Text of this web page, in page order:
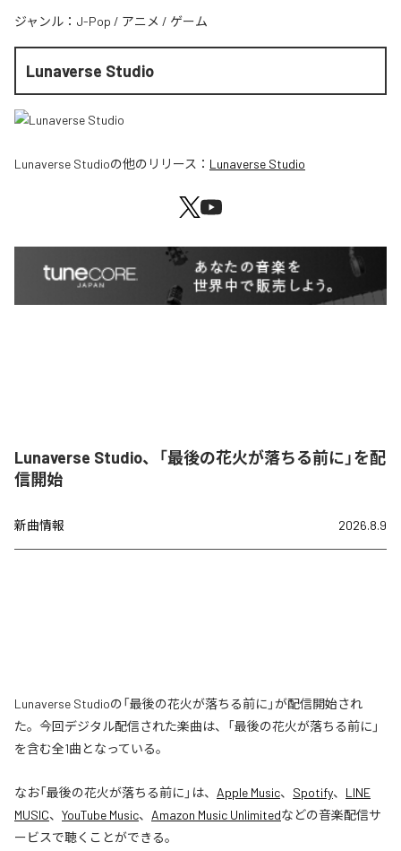
ジャンル： J-Pop / アニメ / ゲーム
Lunaverse Studio
Lunaverse Studioの他のリリース： Lunaverse Studio
Lunaverse Studio、「最後の花火が落ちる前に」を配
信開始
新曲情報 2026.8.9
Lunaverse Studioの「最後の花火が落ちる前に」が配信開始され
た。今回デジタル配信された楽曲は、「最後の花火が落ちる前に」
を含む全1曲となっている。
なお「最後の花火が落ちる前に 」は、 Apple Music、 Spotify、 LINE
MUSIC、 YouTube Music、 Amazon Music Unlimitedなどの音楽配信サ
ービスで聴くことができる。